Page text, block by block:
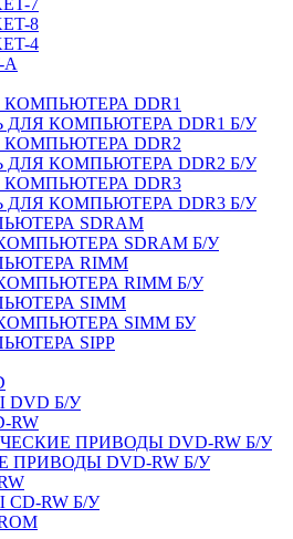
7
8
4
DDR1
КОМПЬЮТЕРА DDR1 Б/У
DDR2
КОМПЬЮТЕРА DDR2 Б/У
DDR3
КОМПЬЮТЕРА DDR3 Б/У
SDRAM
SDRAM Б/У
RIMM
RIMM Б/У
SIMM
SIMM БУ
SIPP
Б/У
RW
ПРИВОДЫ DVD-RW Б/У
DVD-RW Б/У
RW Б/У